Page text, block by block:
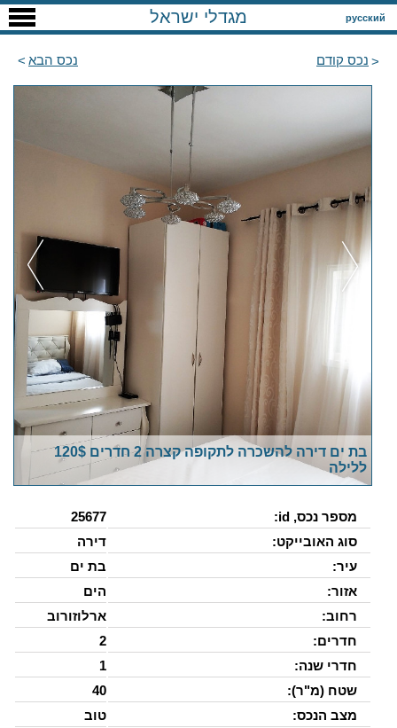
русский מגדלי ישראל
נכס קודם נכס הבא
בת ים דירה להשכרה לתקופה קצרה 2 חדרים 120$
ללילה
מספר נכס, id:
25677
סוג האובייקט:
דירה
עיר:
בת ים
אזור:
הים
רחוב:
ארלוזורוב
חדרים:
2
חדרי שנה:
1
שטח (מ"ר):
40
מצב הנכס:
טוב